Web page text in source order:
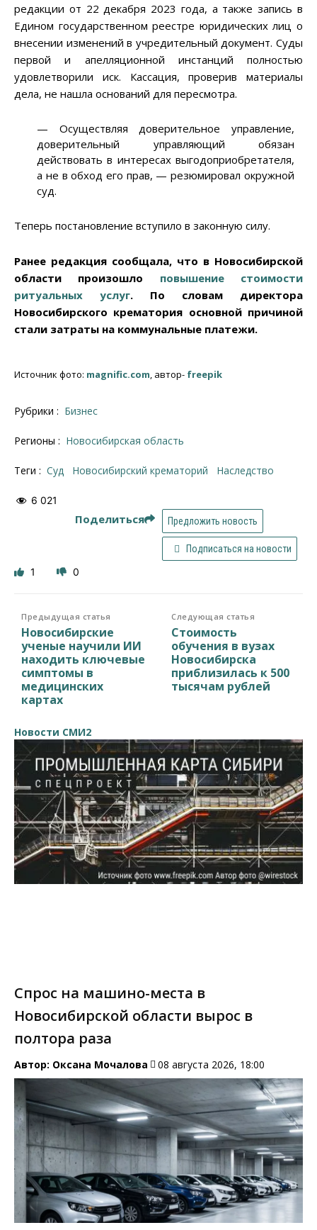
редакции от 22 декабря 2023 года, а также запись в
Едином государственном реестре юридических лиц о
внесении изменений в учредительный документ. Суды
первой и апелляционной инстанций полностью
удовлетворили иск. Кассация, проверив материалы
дела, не нашла оснований для пересмотра.
— Осуществляя доверительное управление,
доверительный управляющий обязан
действовать в интересах выгодоприобретателя,
а не в обход его прав, — резюмировал окружной
суд.
Теперь постановление вступило в законную силу.
Ранее редакция сообщала, что в Новосибирской
области произошло повышение стоимости
ритуальных услуг. По словам директора
Новосибирского крематория основной причиной
стали затраты на коммунальные платежи.
Источник фото: magnific.com, автор- freepik
Рубрики : Бизнес
Регионы : Новосибирская область
Теги : суд новосибирский крематорий наследство
6 021
Поделиться Предложить новость
Подписаться на новости
1 0
Предыдущая статья
Новосибирские
ученые научили ИИ
находить ключевые
симптомы в
медицинских
картах
Следующая статья
Стоимость
обучения в вузах
Новосибирска
приблизилась к 500
тысячам рублей
Новости СМИ2
Спрос на машино-места в
Новосибирской области вырос в
полтора раза
Автор: Оксана Мочалова 08 августа 2026, 18:00